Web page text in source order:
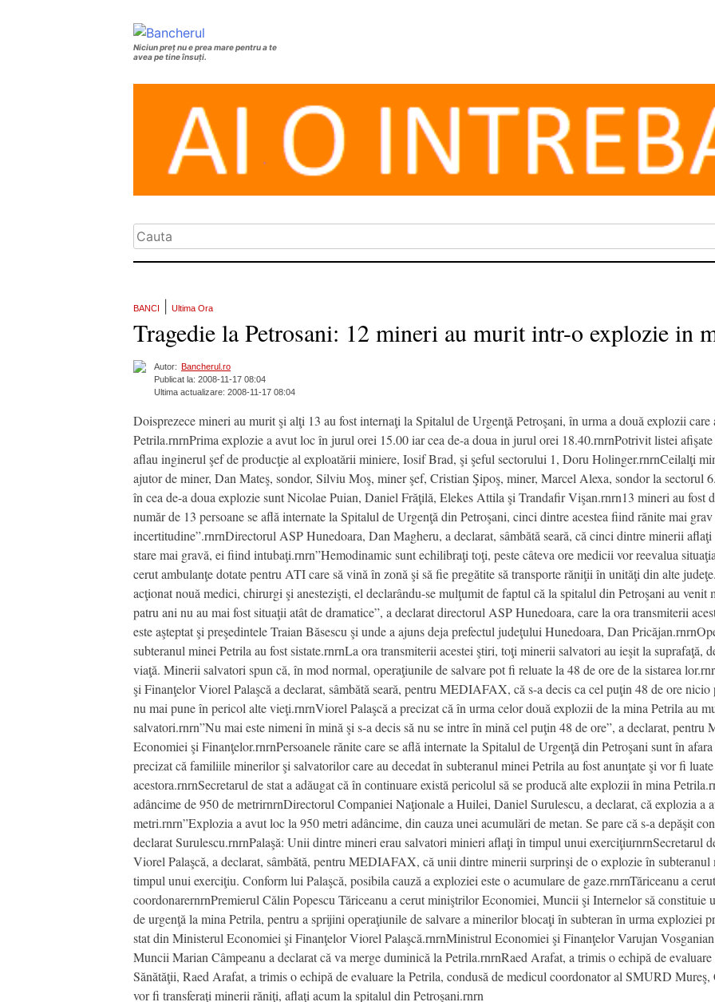
Niciun preț nu e prea mare pentru a te
avea pe tine însuți.
BANCI Ultima Ora
Tragedie la Petrosani: 12 mineri au murit intr-o explozie in
Autor:
Bancherul.ro
Publicat la: 2008-11-17 08:04
Ultima actualizare: 2008-11-17 08:04
Doisprezece mineri au murit şi alţi 13 au fost internaţi la Spitalul de Urgenţă Petroşani, în urma a două explozii care
Petrila.rnrnPrima explozie a avut loc în jurul orei 15.00 iar cea de-a doua in jurul orei 18.40.rnrnPotrivit listei
aflau inginerul şef de producţie al exploatării miniere, Iosif Brad, şi şeful sectorului 1, Doru Holinger.rnrnCeilalţi
ajutor de miner, Dan Mateş, sondor, Silviu Moş, miner şef, Cristian Şipoş, miner, Marcel Alexa, sondor la sectorul
în cea de-a doua explozie sunt Nicolae Puian, Daniel Frăţilă, Elekes Attila şi Trandafir Vişan.rnrn13 mineri au fost
număr de 13 persoane se află internate la Spitalul de Urgenţă din Petroşani, cinci dintre acestea fiind rănite mai grav
incertitudine”.rnrnDirectorul ASP Hunedoara, Dan Magheru, a declarat, sâmbătă seară, că cinci dintre minerii
stare mai gravă, ei fiind intubaţi.rnrn”Hemodinamic sunt echilibraţi toţi, peste câteva ore medicii vor reevalua
cerut ambulanţe dotate pentru ATI care să vină în zonă şi să fie pregătite să transporte răniţii în unităţi din alte
acţionat nouă medici, chirurgi şi anestezişti, el declarându-se mulţumit de faptul că la spitalul din Petroşani au venit
patru ani nu au mai fost situaţii atât de dramatice”, a declarat directorul ASP Hunedoara, care la ora transmiterii
este aşteptat şi preşedintele Traian Băsescu şi unde a ajuns deja prefectul judeţului Hunedoara, Dan
subteranul minei Petrila au fost sistate.rnrnLa ora transmiterii acestei ştiri, toţi minerii salvatori au ieşit la suprafaţă,
viaţă. Minerii salvatori spun că, în mod normal, operaţiunile de salvare pot fi reluate la 48 de ore de la sistarea
şi Finanţelor Viorel Palaşcă a declarat, sâmbătă seară, pentru MEDIAFAX, că s-a decis ca cel puţin 48 de ore
nu mai pune în pericol alte vieţi.rnrnViorel Palaşcă a precizat că în urma celor două explozii de la mina Petrila au
salvatori.rnrn”Nu mai este nimeni în mină şi s-a decis să nu se intre în mină cel puţin 48 de ore”, a declarat,
Economiei şi Finanţelor.rnrnPersoanele rănite care se află internate la Spitalul de Urgenţă din Petroşani sunt în
precizat că familiile minerilor şi salvatorilor care au decedat în subteranul minei Petrila au fost anunţate şi vor fi
acestora.rnrnSecretarul de stat a adăugat că în continuare există pericolul să se producă alte explozii în mina
adâncime de 950 de metrirnrnDirectorul Companiei Naţionale a Huilei, Daniel Surulescu, a declarat, că explozia a
metri.rnrn”Explozia a avut loc la 950 metri adâncime, din cauza unei acumulări de metan. Se pare că s-a depăşit
declarat Surulescu.rnrnPalaşă: Unii dintre mineri erau salvatori minieri aflaţi în timpul unui exerciţiurnrnSecretarul
Viorel Palaşcă, a declarat, sâmbătă, pentru MEDIAFAX, că unii dintre minerii surprinşi de o explozie în
timpul unui exerciţiu. Conform lui Palaşcă, posibila cauză a exploziei este o acumulare de gaze.rnrnTăriceanu a
coordonarernrnPremierul Călin Popescu Tăriceanu a cerut miniştrilor Economiei, Muncii şi Internelor să constituie
de urgenţă la mina Petrila, pentru a sprijini operaţiunile de salvare a minerilor blocaţi în subteran în urma exploziei
stat din Ministerul Economiei şi Finanţelor Viorel Palaşcă.rnrnMinistrul Economiei şi Finanţelor Varujan
Muncii Marian Câmpeanu a declarat că va merge duminică la Petrila.rnrnRaed Arafat, a trimis o echipă de
Sănătăţii, Raed Arafat, a trimis o echipă de evaluare la Petrila, condusă de medicul coordonator al SMURD
vor fi transferaţi minerii răniţi, aflaţi acum la spitalul din Petroşani.rnrn